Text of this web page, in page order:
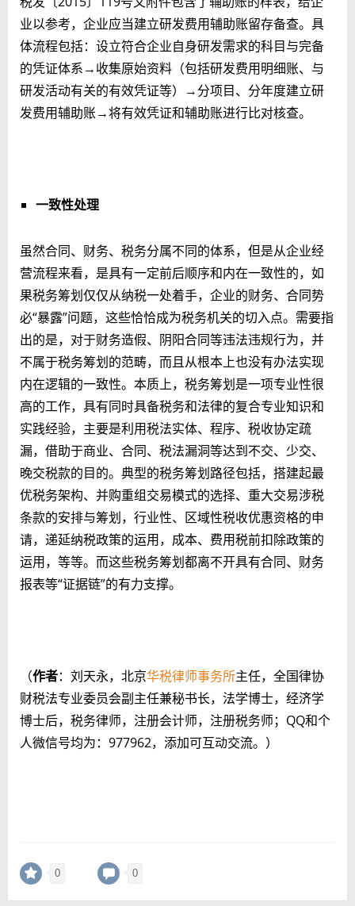
业以参考，企业应当建立研发费用辅助账留存备查。具
体流程包括：设立符合企业自身研发需求的科目与完备
的凭证体系→收集原始资料（包括研发费用明细账、与
研发活动有关的有效凭证等）→分项目、分年度建立研
发费用辅助账→将有效凭证和辅助账进行比对核查。
一致性处理
虽然合同、财务、税务分属不同的体系，但是从企业经
营流程来看，是具有一定前后顺序和内在一致性的，如
果税务筹划仅仅从纳税一处着手，企业的财务、合同势
必“暴露”问题，这些恰恰成为税务机关的切入点。需要指
出的是，对于财务造假、阴阳合同等违法违规行为，并
不属于税务筹划的范畴，而且从根本上也没有办法实现
内在逻辑的一致性。本质上，税务筹划是一项专业性很
高的工作，具有同时具备税务和法律的复合专业知识和
实践经验，主要是利用税法实体、程序、税收协定疏
漏，借助于商业、合同、税法漏洞等达到不交、少交、
晚交税款的目的。典型的税务筹划路径包括，搭建起最
优税务架构、并购重组交易模式的选择、重大交易涉税
条款的安排与筹划，行业性、区域性税收优惠资格的申
请，递延纳税政策的运用，成本、费用税前扣除政策的
运用，等等。而这些税务筹划都离不开具有合同、财务
报表等“证据链”的有力支撑。
（作者：刘天永，北京华税律师事务所主任，全国律协
财税法专业委员会副主任兼秘书长，法学博士，经济学
博士后，税务律师，注册会计师，注册税务师；QQ和个
人微信号均为：977962，添加可互动交流。）
0 0